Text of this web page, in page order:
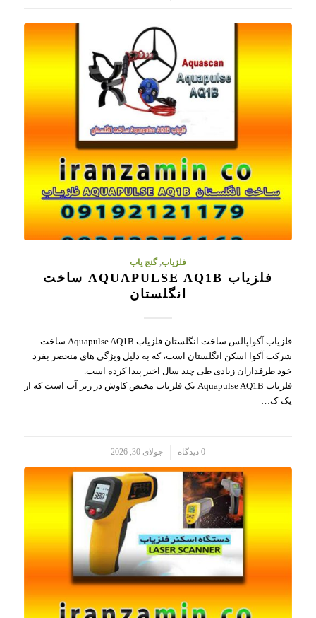
فلزیاب, گنج یاب
فلزیاب AQUAPULSE AQ1B ساخت
انگلستان
فلزیاب آکواپالس ساخت انگلستان فلزیاب Aquapulse AQ1B ساخت
شرکت آکوا اسکن انگلستان است، که به دلیل ویژگی های منحصر بفرد
خود طرفداران زیادی طی چند سال اخیر پیدا کرده است.
فلزیاب Aquapulse AQ1B یک فلزیاب مختص کاوش در زیر آب است که از
یک ک…
0 دیدگاه جولای 30, 2026